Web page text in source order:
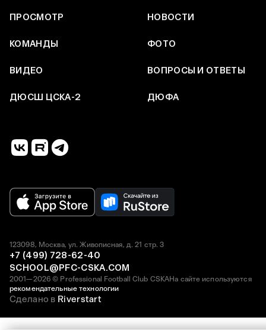
ПРОСМОТР НОВОСТИ
КОМАНДЫ ФОТО
ВИДЕО ВОПРОСЫ И ОТВЕТЫ
ДЮСШ ЦСКА-2 ДЮФА
2001—2026 © Professional Football Club CSKAНа сайте используются
рекомендательные технологии
123098, Москва, ул. Живописная, д. 21 стр. 3
+7 (499) 728-62-40
SCHOOL@PFC-CSKA.COM
Сделано в Riverstart